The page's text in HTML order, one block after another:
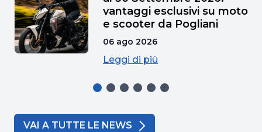
vantaggi esclusivi su moto
e scooter da Pogliani
06 ago 2026
Leggi di più
VAI A TUTTE LE NEWS